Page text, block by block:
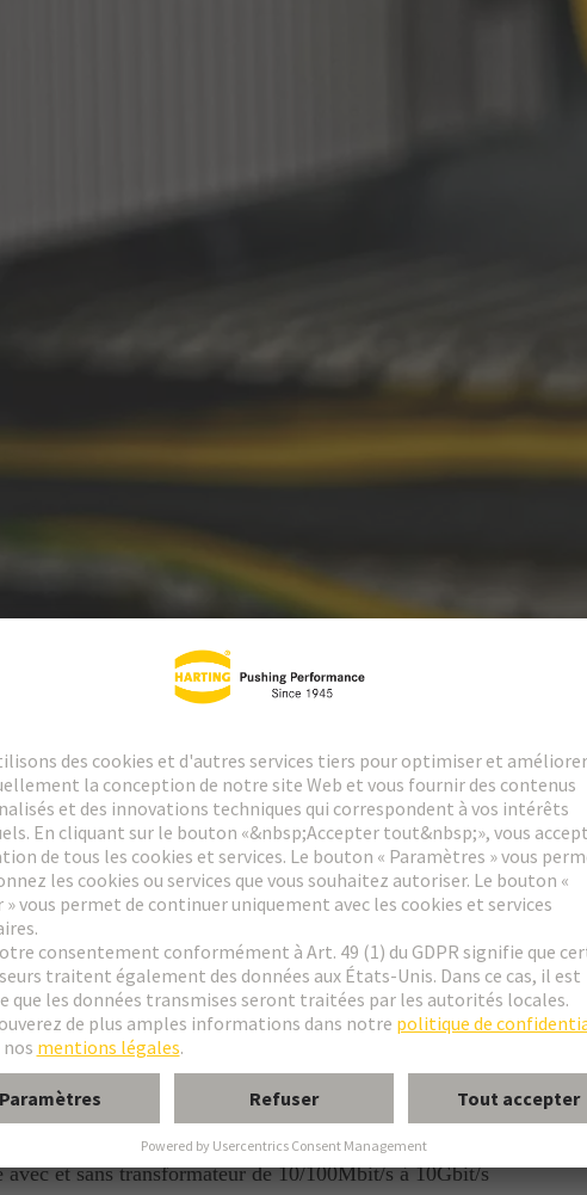
et l'industrie
et parfaitement adapté
et sans transformateur de 10/100Mbit/s à 10Gbit/s